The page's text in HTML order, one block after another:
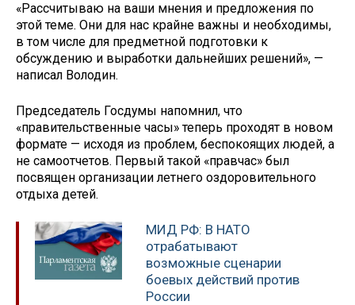
«Рассчитываю на ваши мнения и предложения по
этой теме. Они для нас крайне важны и необходимы,
в том числе для предметной подготовки к
обсуждению и выработки дальнейших решений», —
написал Володин.
Председатель Госдумы напомнил, что
«правительственные часы» теперь проходят в новом
формате — исходя из проблем, беспокоящих людей, а
не самоотчетов. Первый такой «правчас» был
посвящен организации летнего оздоровительного
отдыха детей.
МИД РФ: В НАТО
отрабатывают
возможные сценарии
боевых действий против
России